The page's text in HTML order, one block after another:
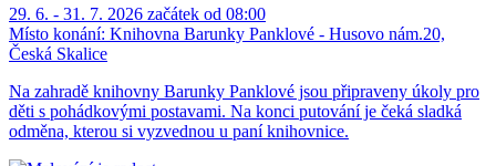
29. 6. - 31. 7. 2026 začátek od 08:00
Místo konání: Knihovna Barunky Panklové - Husovo nám.20,
Česká Skalice
Na zahradě knihovny Barunky Panklové jsou připraveny úkoly pro
děti s pohádkovými postavami. Na konci putování je čeká sladká
odměna, kterou si vyzvednou u paní knihovnice.